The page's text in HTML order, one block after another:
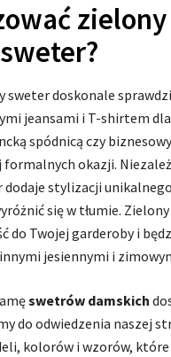
zielony
sweter doskonale
jeansami i T-shirtem
spódnicą czy
formalnych okazji.
stylizacji
się w tłumie.
do Twojej garderoby i
jesiennymi i
swetrów damskich
do odwiedzenia naszej
kolorów i wzorów,